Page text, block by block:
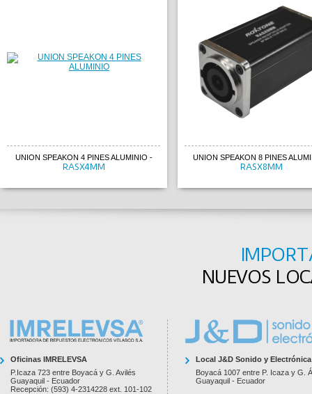
UNION SPEAKON 4 PINES ALUMINIO -
RASX4MM
UNION SPEAKON 8 PINES
RASX8MM
NUEVOS
Oficinas IMRELEVSA
P.Icaza 723 entre Boyacá y G. Avilés
Guayaquil - Ecuador
Recepción: (593) 4-2314228 ext. 101-102
Local J&D Sonido y Electrónica
Boyacá 1007 entre P. Icaza y G.
Guayaquil - Ecuador